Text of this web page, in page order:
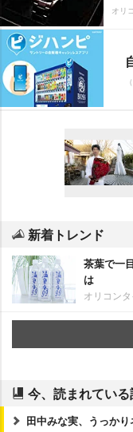
オリ
新着トレンド
茶葉で一
は
オリコン
今、読まれてい
田中みな実、うっかり